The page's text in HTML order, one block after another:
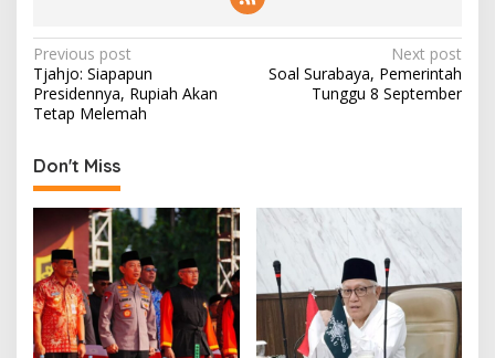
P
o
s
t
n
a
v
i
g
a
Previous post
Tjahjo: Siapapun
Presidennya, Rupiah Akan
Tetap Melemah
Next post
Soal Surabaya, Pemerintah
Tunggu 8 September
Don't Miss